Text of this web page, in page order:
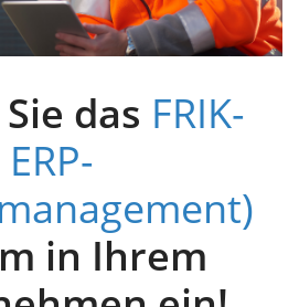
das FRIK-
ERP-
in Ihrem